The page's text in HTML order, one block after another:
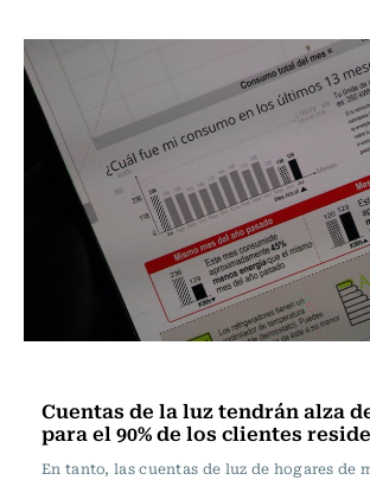
Cuentas de la luz tendrán alza
para el 90% de los clientes
En tanto, las cuentas de luz de hogares de